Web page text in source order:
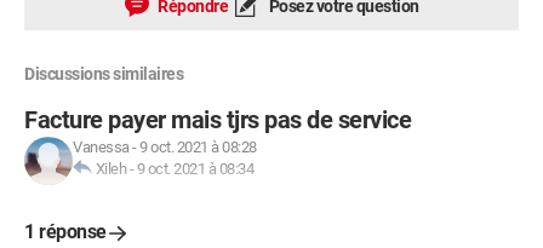
Répondre Posez votre question
Discussions similaires
Facture payer mais tjrs pas de service
Vanessa-9 oct. 2021 à 08:28
Xileh-9 oct. 2021 à 08:34
1 réponse